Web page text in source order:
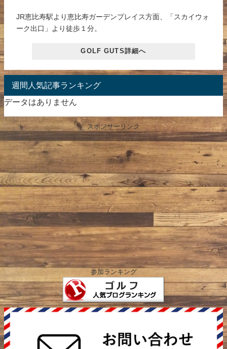
JR恵比寿駅より恵比寿ガーデンプレイス方面、「スカイウォ
ーク出口」より徒歩１分。
GOLF GUTS詳細へ
週間人気記事ランキング
データはありません
スポンサーリンク
参加ランキング